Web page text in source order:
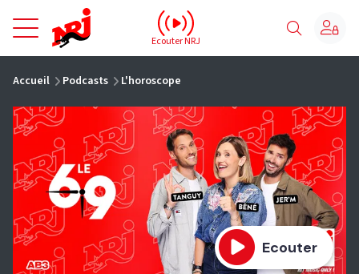
NRJ - Accueil
Ecouter NRJ
Accueil Podcasts L'horoscope
Ecouter